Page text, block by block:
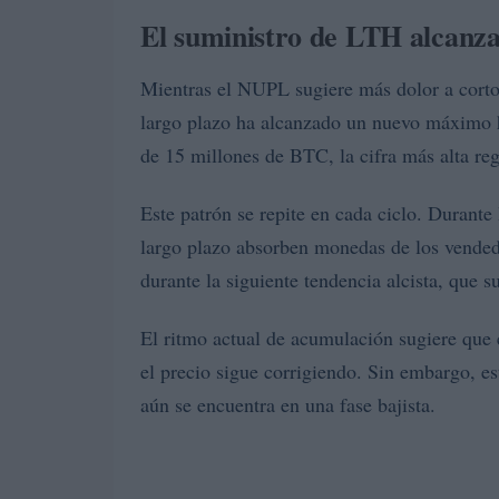
El suministro de LTH
Mientras el NUPL sugiere más dolor a
largo plazo ha alcanzado un nuevo
de 15 millones de BTC, la cifra más alta
Este patrón se repite en cada ciclo.
largo plazo absorben monedas de los
durante la siguiente tendencia alcista, que
El ritmo actual de acumulación sugiere
el precio sigue corrigiendo. Sin embargo,
aún se encuentra en una fase bajista.